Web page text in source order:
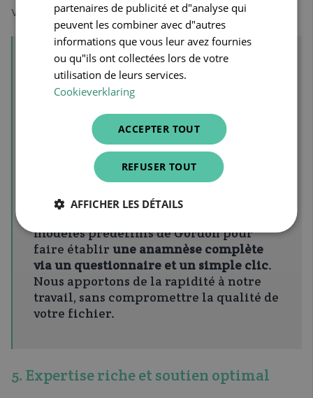
votre confort.
En pratique
Lors dela saisie d'une ordonnance
automatiquement un plan de soins
sorte que le logiciel lui-même vous
donne déjà un coup de pouce pour
faciliter la gestion du dossier.
Un bel exemple estl'enregistrement
modèles prédéfinis de Gordon pour
faire établir une anamnèse complète
via un questionnaire et un simple clic.
Nous apportons de la rapidité à notre
travail, sans compromettre la qualité de
votre fichier.
5. Expertise riche et soutien optimal
partenaires de publicité et d"analyse qui
peuvent les combiner avec d"autres
informations que vous leur avez fournies
ou qu"ils ont collectées lors de votre
utilisation de leurs services.
Cookieverklaring
ACCEPTER TOUT
REFUSER TOUT
AFFICHER LES DÉTAILS